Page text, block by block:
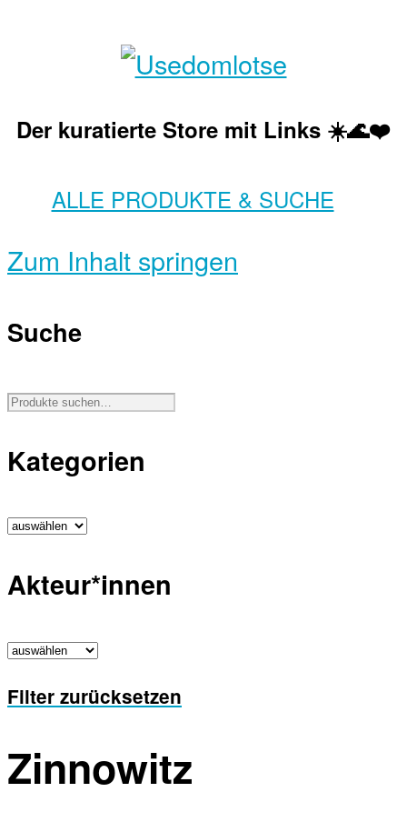
Der kuratierte Store mit Links ☀️🌊❤️
ALLE PRODUKTE & SUCHE
Zum Inhalt springen
Suche
Kategorien
Akteur*innen
Filter zurücksetzen
Zinnowitz